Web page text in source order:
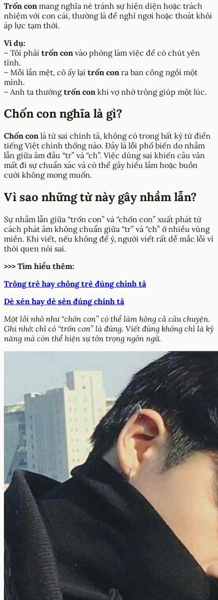
Trốn con mang nghĩa né tránh sự hiện diện hoặc trách
nhiệm với con cái, thường là để nghỉ ngơi hoặc thoát khỏi
áp lực tạm thời.
Ví dụ:
– Tôi phải trốn con vào phòng làm việc để có chút yên
tĩnh.
– Mỗi lần mệt, cô ấy lại trốn con ra ban công ngồi một
mình.
– Anh ta thường trốn con khi vợ nhờ trông giúp một lúc.
Chốn con nghĩa là gì?
Chốn con là từ sai chính tả, không có trong bất kỳ từ điển
tiếng Việt chính thống nào. Đây là lỗi phổ biến do nhầm
lẫn giữa âm đầu “tr” và “ch”. Việc dùng sai khiến câu văn
mất đi sự chuẩn xác và có thể gây hiểu lầm hoặc buồn
cười không mong muốn.
Vì sao những từ này gây nhầm lẫn?
Sự nhầm lẫn giữa “trốn con” và “chốn con” xuất phát từ
cách phát âm không chuẩn giữa “tr” và “ch” ở nhiều vùng
miền. Khi viết, nếu không để ý, người viết rất dễ mắc lỗi vì
thói quen nói sai.
>>> Tìm hiểu thêm:
Trông trẻ hay chông trẻ đúng chính tả
Dè xẻn hay dè sẻn đúng chính tả
Một lỗi nhỏ như “chốn con” có thể làm hỏng cả câu chuyện.
Ghi nhớ: chỉ có “trốn con” là đúng. Viết đúng không chỉ là kỹ
năng mà còn thể hiện sự tôn trọng ngôn ngữ.